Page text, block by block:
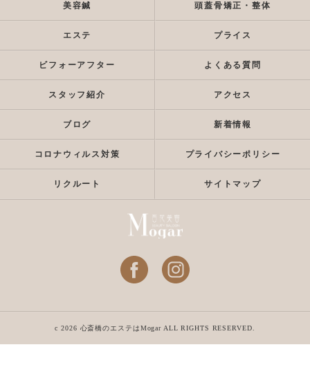
美容鍼 頭蓋骨矯正・整体
エステ プライス
ビフォーアフター よくある質問
スタッフ紹介 アクセス
ブログ 新着情報
コロナウィルス対策 プライバシーポリシー
リクルート サイトマップ
c 2026 心斎橋のエステはMogar ALL RIGHTS RESERVED.